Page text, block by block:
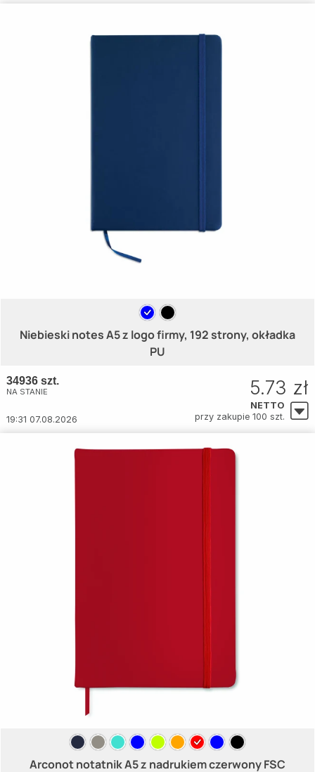
Niebieski notes A5 z logo firmy, 192 strony, okładka
PU
34936 szt.
NA STANIE
19:31 07.08.2026
5.73 zł
NETTO
przy zakupie 100 szt.
Arconot notatnik A5 z nadrukiem czerwony FSC